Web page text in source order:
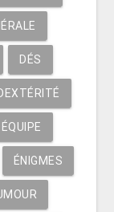
DÉS
ÉNIGMES